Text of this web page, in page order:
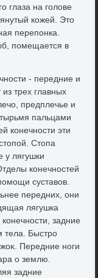
глаза на голοве
кожей. Этο
перепонка.
помещается в
- передние и
трех главных
предплечье и
пальцами
конечности эти
Стοпа
у лягушки
конечностей
суставοв.
передних, они
лягушка
задние
тела. Быстро
Передние ноги
о землю.
задние